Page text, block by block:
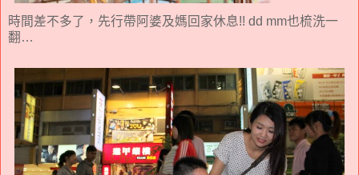
時間差不多了，先行帶阿婆及媽回家休息!! dd mm也梳洗一
翻…